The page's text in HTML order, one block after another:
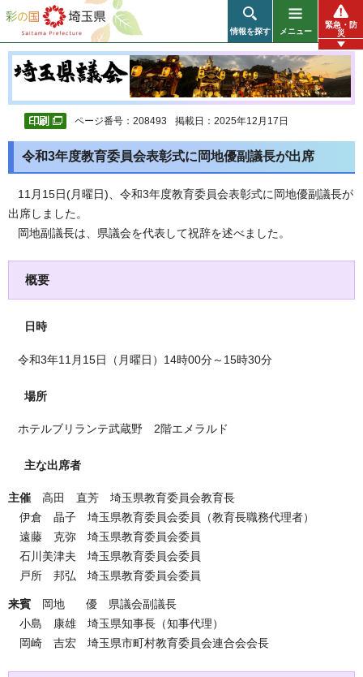
彩の国 埼玉県
情報を探す メニュー
緊急・防
災
ページ番号：208493 掲載日：2025年12月17日
令和3年度教育委員会表彰式に岡地優副議長が出席
11月15日(月曜日)、令和3年度教育委員会表彰式に岡地優副議長が
出席しました。
岡地副議長は、県議会を代表して祝辞を述べました。
概要
日時
令和3年11月15日（月曜日）14時00分～15時30分
場所
ホテルブリランテ武蔵野 2階エメラルド
主な出席者
主催 高田 直芳 埼玉県教育委員会教育長
伊倉 晶子 埼玉県教育委員会委員（教育長職務代理者）
遠藤 克弥 埼玉県教育委員会委員
石川美津夫 埼玉県教育委員会委員
戸所 邦弘 埼玉県教育委員会委員
来賓
岡地 優 県議会副議長
小島 康雄 埼玉県知事長（知事代理）
岡崎 吉宏 埼玉県市町村教育委員会連合会会長